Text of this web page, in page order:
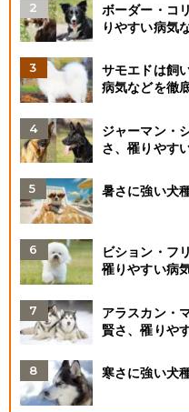
ボーダー・コ
りやすい病気
サモエドは飼
病気などを徹
ジャーマン・
さ、罹りやす
暑さに強い犬
ビション・フ
罹りやすい病
アラスカン・
賢さ、罹りや
寒さに強い犬